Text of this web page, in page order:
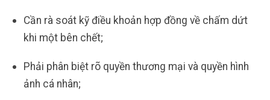
Cần rà soát kỹ điều khoản hợp đồng về chấm dứt
khi một bên chết;
Phải phân biệt rõ quyền thương mại và quyền hình
ảnh cá nhân;